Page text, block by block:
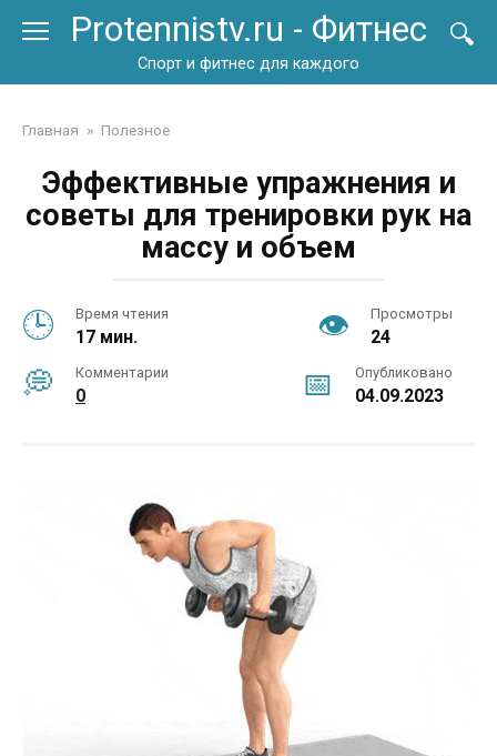
Protennistv.ru - Фитнес
Спорт и фитнес для каждого
Главная » Полезное
Эффективные упражнения и
советы для тренировки рук на
массу и объем
Время чтения
17 мин.
Просмотры
24
Комментарии
0
Опубликовано
04.09.2023